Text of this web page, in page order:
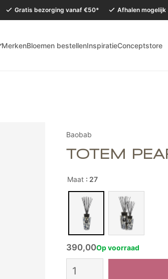
Gratis bezorging vanaf €50* Afhalen mogelijk
MerkenBloemen bestellenInspiratieConceptstore
Baobab
TOTEM
Maat : 27
390,00Op voorraad
Pearls